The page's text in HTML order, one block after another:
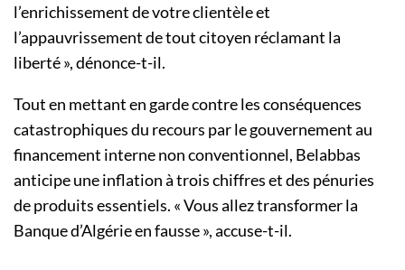
l’enrichissement de votre clientèle et
l’appauvrissement de tout citoyen réclamant la
liberté », dénonce-t-il.
Tout en mettant en garde contre les conséquences
catastrophiques du recours par le gouvernement au
financement interne non conventionnel, Belabbas
anticipe une inflation à trois chiffres et des pénuries
de produits essentiels. « Vous allez transformer la
Banque d’Algérie en fausse », accuse-t-il.